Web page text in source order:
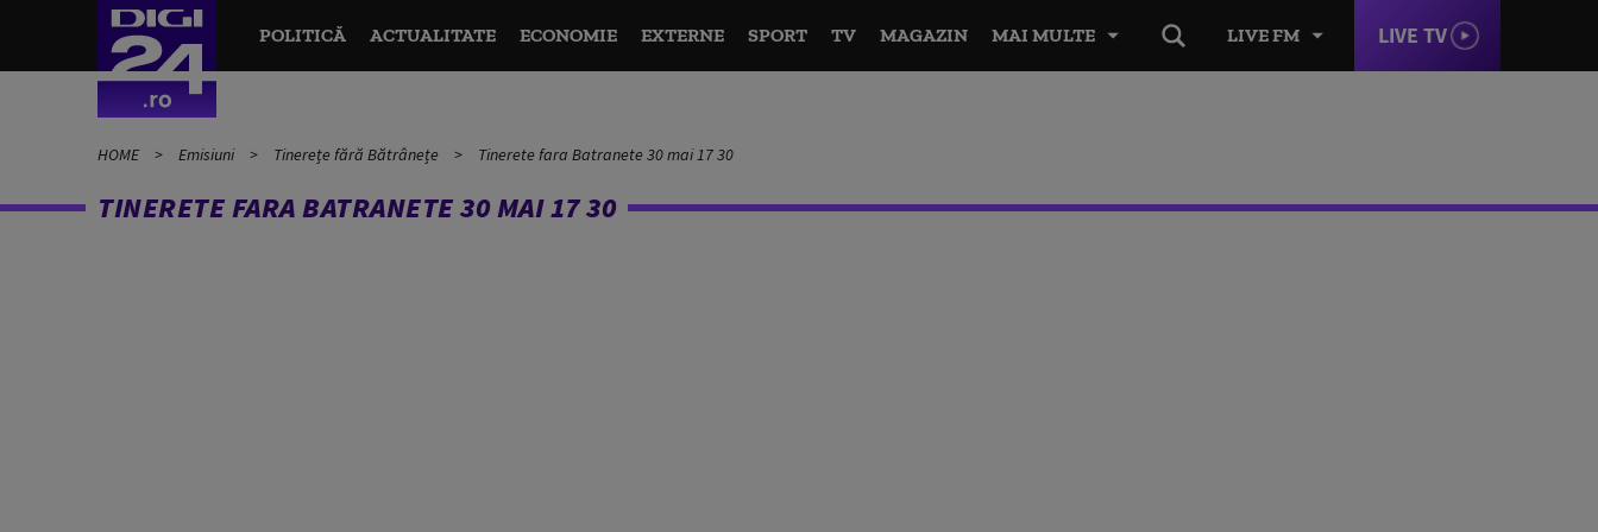
LIVE FM LIVE TV
POLITICĂ ACTUALITATE ECONOMIE EXTERNE SPORT TV MAGAZIN MAI MULTE
HOME Emisiuni Tinerețe fără Bătrânețe Tinerete fara Batranete 30 mai 17 30
TINERETE FARA BATRANETE 30 MAI 17 30